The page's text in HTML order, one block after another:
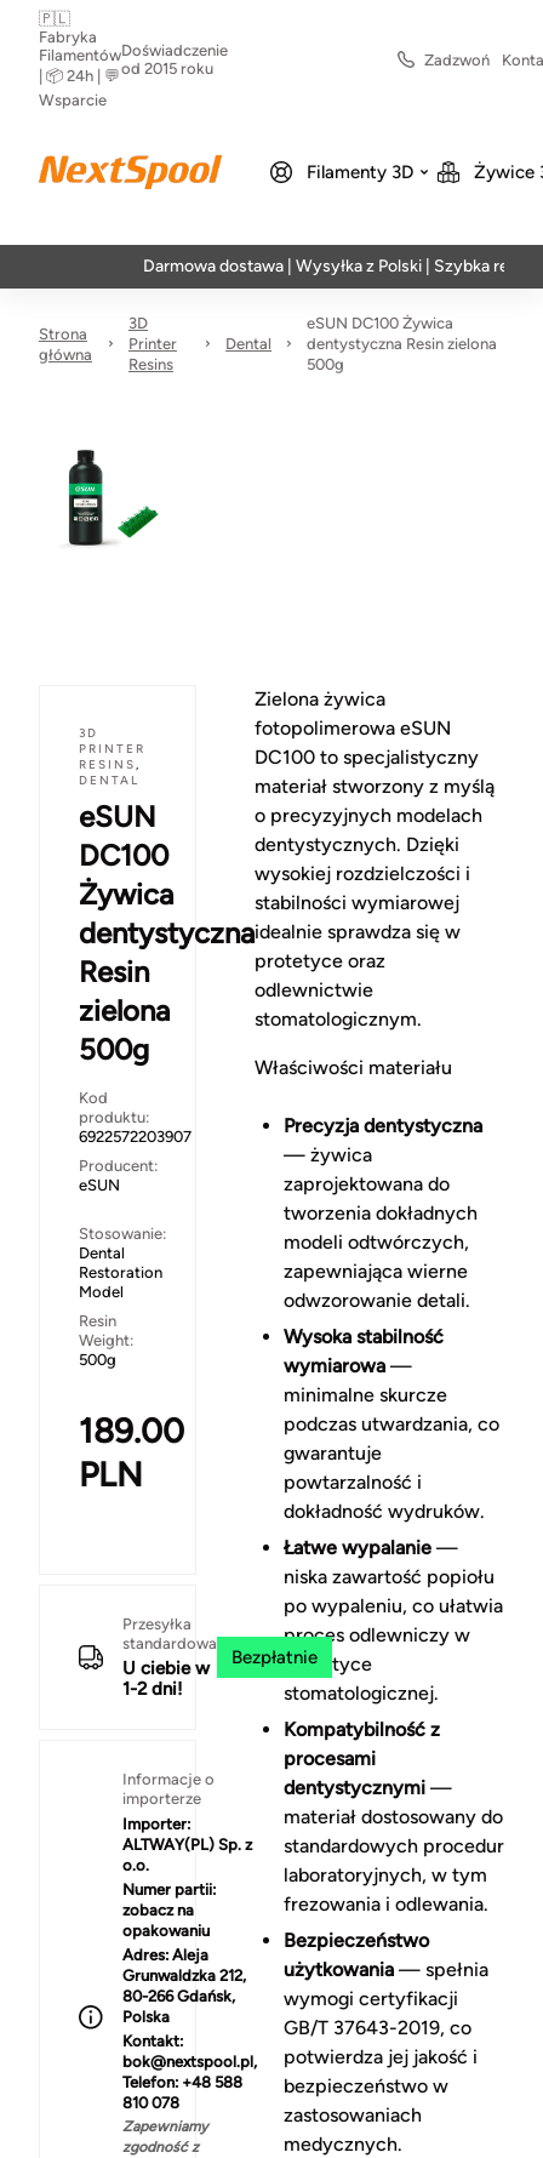
🇵🇱
Fabryka
Filamentów
| 📦 24h | 💬
Wsparcie
Doświadczenie
od 2015 roku
Zadzwoń
Filamenty 3D Żywice
Darmowa dostawa | Wysyłka z Polski | Szybka realizacja w
Strona
główna
3D
Printer
Resins
Dental
eSUN DC100 Żywica
dentystyczna Resin zielona
500g
3D
PRINTER
RESINS,
DENTAL
eSUN
DC100
Żywica
dentystyczna
Resin
zielona
500g
Kod
produktu:
6922572203907
Producent:
eSUN
Stosowanie:
Dental
Restoration
Model
Resin
Weight:
500g
189.00
PLN
Przesyłka
standardowa
U ciebie w
1-2 dni!
Bezpłatnie
Informacje o
importerze
Importer:
ALTWAY(PL) Sp. z
o.o.
Numer partii:
zobacz na
opakowaniu
Adres: Aleja
Grunwaldzka 212,
80-266 Gdańsk,
Polska
Kontakt:
bok@nextspool.pl,
Telefon: +48 588
810 078
Zapewniamy
zgodność z
Zielona żywica
fotopolimerowa eSUN
DC100 to specjalistyczny
materiał stworzony z myślą
o precyzyjnych modelach
dentystycznych. Dzięki
wysokiej rozdzielczości i
stabilności wymiarowej
idealnie sprawdza się w
protetyce oraz
odlewnictwie
stomatologicznym.
Właściwości materiału
Precyzja dentystyczna
— żywica
zaprojektowana do
tworzenia dokładnych
modeli odtwórczych,
zapewniająca wierne
odwzorowanie detali.
Wysoka stabilność
wymiarowa—
minimalne skurcze
podczas utwardzania, co
gwarantuje
powtarzalność i
dokładność wydruków.
Łatwe wypalanie—
niska zawartość popiołu
po wypaleniu, co ułatwia
proces odlewniczy w
protetyce
stomatologicznej.
Kompatybilność z
procesami
dentystycznymi—
materiał dostosowany do
standardowych procedur
laboratoryjnych, w tym
frezowania i odlewania.
Bezpieczeństwo
użytkowania— spełnia
wymogi certyfikacji
GB/T 37643-2019, co
potwierdza jej jakość i
bezpieczeństwo w
zastosowaniach
medycznych.